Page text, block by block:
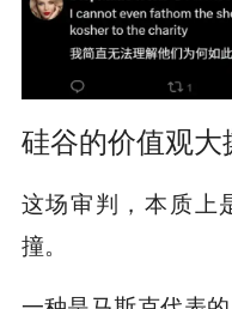
硅谷的价值观大
这场审判，本质上
撞。